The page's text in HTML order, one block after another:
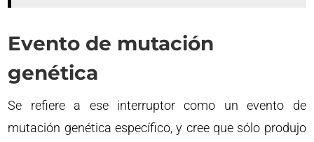
Evento de mutación
genética
Se refiere a ese interruptor como un evento de
mutación genética específico, y cree que sólo produjo